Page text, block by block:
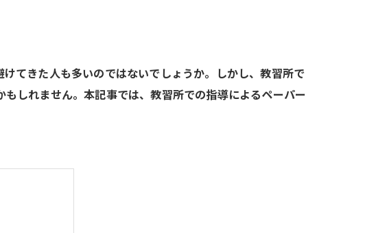
てきた人も多いのではないでしょうか。しかし、教習所で
しれません。本記事では、教習所での指導によるペーパー